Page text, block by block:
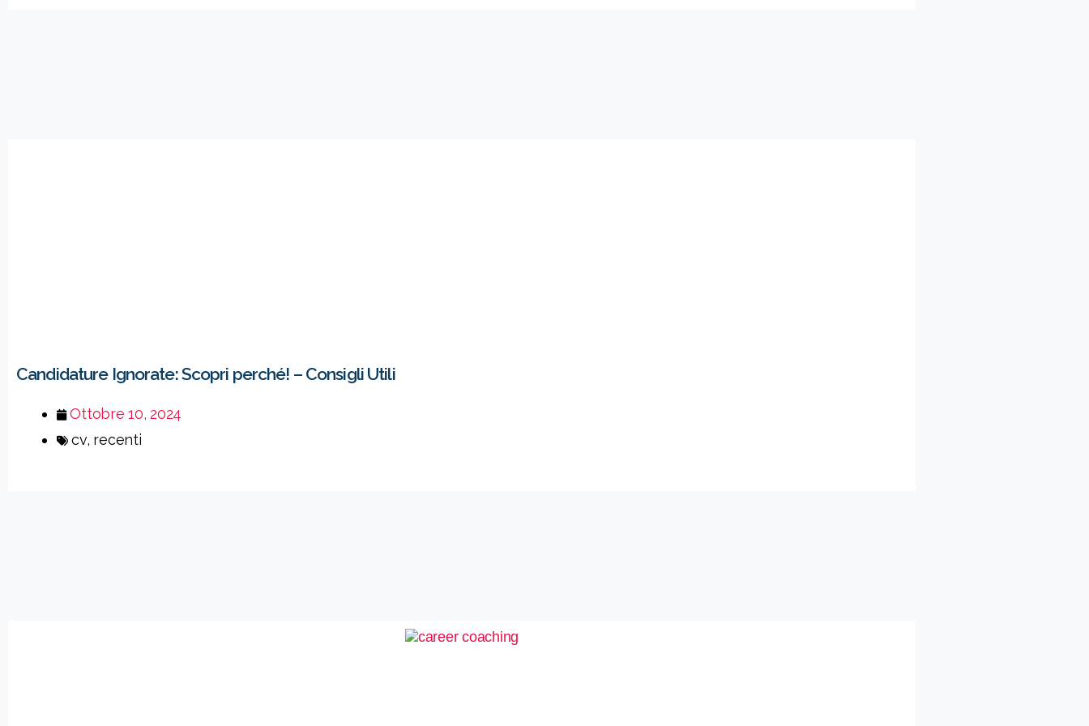
Candidature Ignorate: Scopri perché! – Consigli Utili
Ottobre 10, 2024
cv, recenti